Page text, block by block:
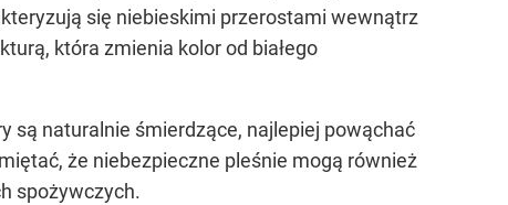
się niebieskimi przerostami wewnątrz
która zmienia kolor od białego
są naturalnie śmierdzące, najlepiej powąchać
że niebezpieczne pleśnie mogą również
spożywczych.